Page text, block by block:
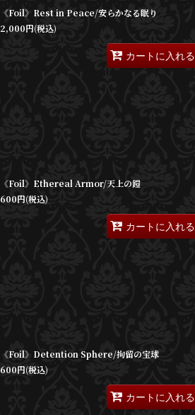
《Foil》Rest in Peace/安らかなる眠り
2,000円(税込)
カートに入れる
《Foil》Ethereal Armor/天上の鎧
600円(税込)
カートに入れる
《Foil》Detention Sphere/拘留の宝球
600円(税込)
カートに入れる